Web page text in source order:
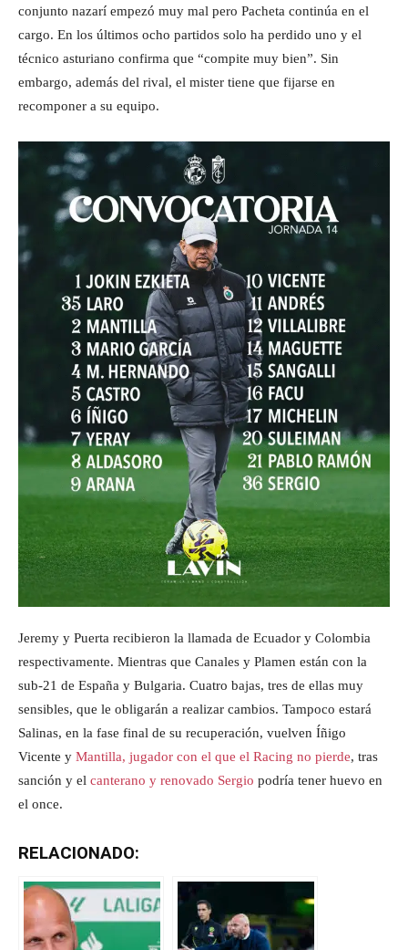
conjunto nazarí empezó muy mal pero Pacheta continúa en el
cargo. En los últimos ocho partidos solo ha perdido uno y el
técnico asturiano confirma que “compite muy bien”. Sin
embargo, además del rival, el mister tiene que fijarse en
recomponer a su equipo.
Jeremy y Puerta recibieron la llamada de Ecuador y Colombia
respectivamente. Mientras que Canales y Plamen están con la
sub-21 de España y Bulgaria. Cuatro bajas, tres de ellas muy
sensibles, que le obligarán a realizar cambios. Tampoco estará
Salinas, en la fase final de su recuperación, vuelven Íñigo
Vicente y Mantilla, jugador con el que el Racing no pierde, tras
sanción y el canterano y renovado Sergio podría tener huevo en
el once.
RELACIONADO: